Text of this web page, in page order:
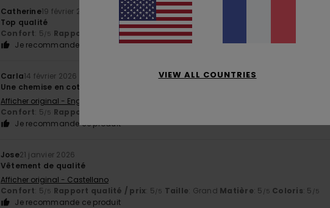
Catherine19 février 2026
Top qualité
Confort: 5/5 Rapport qualité / prix: 5/5 Taille: Taille parfaite
Je recommande ce produit
Carla14 février 2026
Une chemise en coton de bonne qualité. Jolie couleur.
Afficher original - English
Confort: 5/5 Rapport qualité / prix
Je recommande ce produit
Jose21 janvier 2026
Vêtement de qualité
Afficher original - Castellano
Confort: 5/5 Rapport qualité / prix: 5/5 Taille: Grand Matière: 5 /5 Coloris: 5 /5
Je recommande ce produit
VIEW ALL COUNTRIES